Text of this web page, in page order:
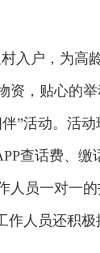
入户，为高
资，贴心的
”活动。活
查话费、缴
人员一对一
作人员还积极